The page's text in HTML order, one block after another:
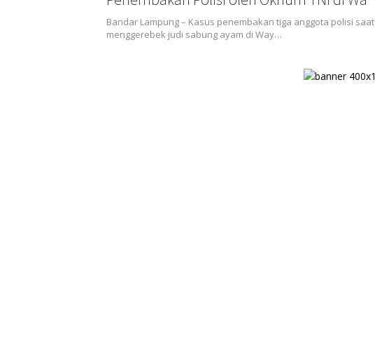
Kanan
Bandar Lampung – Kasus penembakan tiga anggota polisi saat
menggerebek judi sabung ayam di Way…